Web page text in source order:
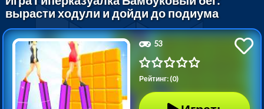
вырасти ходули и дойди до подиума
53
Рейтинг: (0)